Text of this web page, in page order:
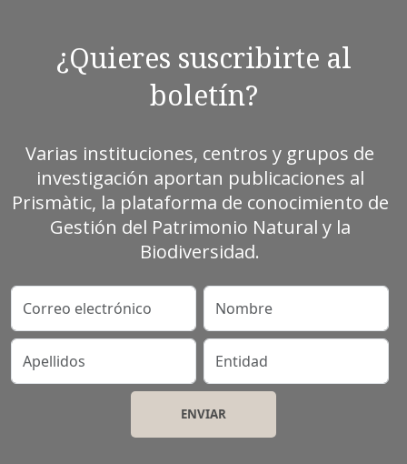
¿Quieres suscribirte al
boletín?
Varias instituciones, centros y grupos de
investigación aportan publicaciones al
Prismàtic, la plataforma de conocimiento de
Gestión del Patrimonio Natural y la
Biodiversidad.
Correo electrónico Nombre
Apellidos Entidad